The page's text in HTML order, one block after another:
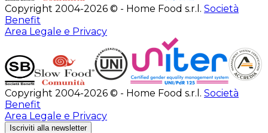
Copyright 2004-2026 © - Home Food s.r.l. Società
Benefit
Area Legale e Privacy
Copyright 2004-2026 © - Home Food s.r.l. Società
Benefit
Area Legale e Privacy
Iscriviti alla newsletter